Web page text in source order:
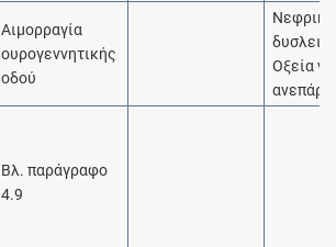
Αιμορραγία
ουρογεννητικής
οδού
Νεφρική
Οξεία
Βλ. παράγραφο
4.9